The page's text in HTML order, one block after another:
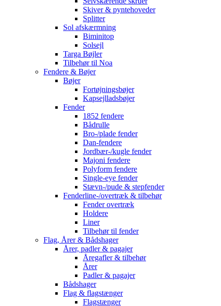
Skiver & pyntehoveder
Splitter
Sol afskærmning
Biminitop
Solsejl
Targa Bøjler
Tilbehør til Noa
Fendere & Bøjer
Bøjer
Fortøjningsbøjer
Kapsejlladsbøjer
Fender
1852 fendere
Bådrulle
Bro-/plade fender
Dan-fendere
Jordbær-/kugle fender
Majoni fendere
Polyform fendere
Single-eye fender
Stævn-/pude & stepfender
Fenderline-/overtræk & tilbehør
Fender overtræk
Holdere
Liner
Tilbehør til fender
Flag, Årer & Bådshager
Årer, padler & pagajer
Åregafler & tilbehør
Årer
Padler & pagajer
Bådshager
Flag & flagstænger
Flagstænger